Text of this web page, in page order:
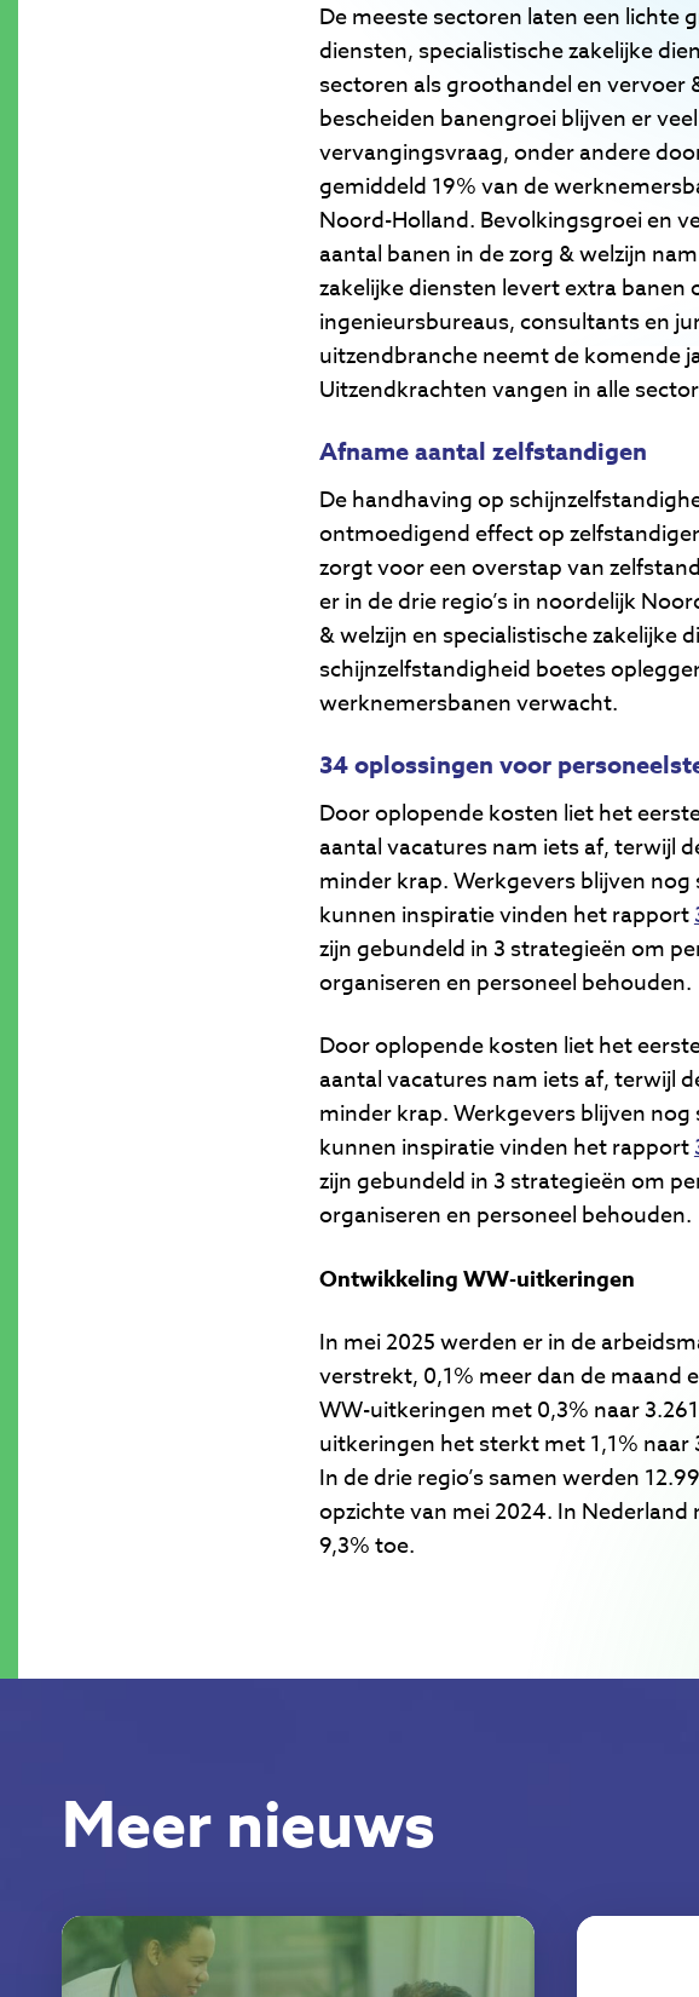
De meeste sectoren laten een lichte
diensten, specialistische zakelijke
sectoren als groothandel en
bescheiden banengroei blijven er
vervangingsvraag, onder andere
gemiddeld 19% van de
Noord-Holland. Bevolkingsgroei en
aantal banen in de zorg & welzijn
zakelijke diensten levert extra
ingenieursbureaus, consultants en
uitzendbranche neemt de komende
Uitzendkrachten vangen in alle
Afname aantal zelfstandigen
De handhaving op
ontmoedigend effect op
zorgt voor een overstap van
er in de drie regio’s in noordelijk
& welzijn en specialistische zakelijke
schijnzelfstandigheid boetes
werknemersbanen verwacht.
34 oplossingen voor
Door oplopende kosten liet het
aantal vacatures nam iets af, terwijl
minder krap. Werkgevers blijven
kunnen inspiratie vinden het rapport
zijn gebundeld in 3 strategieën om
organiseren en personeel behouden.
Door oplopende kosten liet het
aantal vacatures nam iets af, terwijl
minder krap. Werkgevers blijven
kunnen inspiratie vinden het rapport
zijn gebundeld in 3 strategieën om
organiseren en personeel behouden.
Ontwikkeling WW-uitkeringen
In mei 2025 werden er in de
verstrekt, 0,1% meer dan de maand
WW-uitkeringen met 0,3% naar
uitkeringen het sterkt met 1,1% naar
In de drie regio’s samen werden
opzichte van mei 2024. In
9,3% toe.
Meer nieuws